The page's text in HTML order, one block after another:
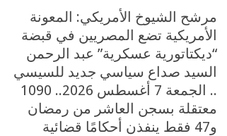
مرشح الشيوخ الأمريكي: المعونة
الأمريكية تضع المصريين في قبضة
“ديكتاتورية عسكرية” عبد الرحمن
السيد صداع سياسي جديد للسيسي
.. الجمعة 7 أغسطس 2026.. 1090
معتقلة بسجن العاشر من رمضان
و47 فقط ينفذن أحكامًا قضائية